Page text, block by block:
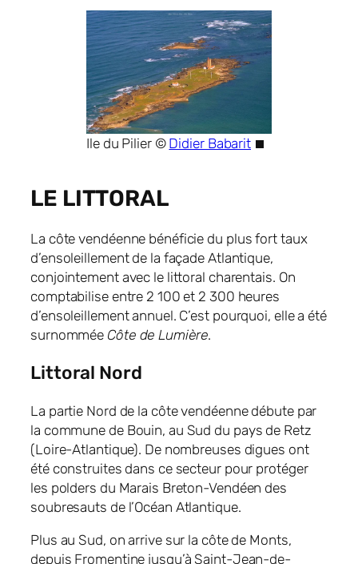
Ile du Pilier © Didier Babarit
LE LITTORAL
La côte vendéenne bénéficie du plus fort taux
d’ensoleillement de la façade Atlantique,
conjointement avec le littoral charentais. On
comptabilise entre 2 100 et 2 300 heures
d’ensoleillement annuel. C’est pourquoi, elle a été
surnommée Côte de Lumière.
Littoral Nord
La partie Nord de la côte vendéenne débute par
la commune de Bouin, au Sud du pays de Retz
(Loire-Atlantique). De nombreuses digues ont
été construites dans ce secteur pour protéger
les polders du Marais Breton-Vendéen des
soubresauts de l’Océan Atlantique.
Plus au Sud, on arrive sur la côte de Monts,
depuis Fromentine jusqu’à Saint-Jean-de-